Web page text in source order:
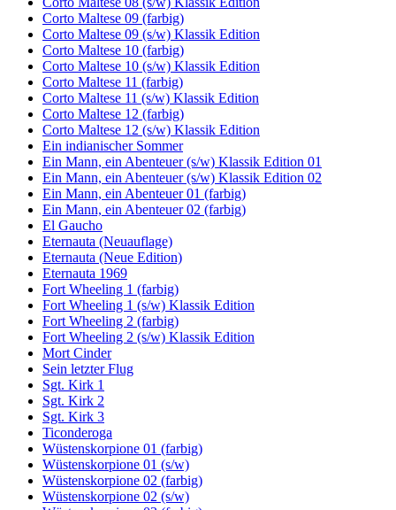
Corto Maltese 09 (farbig)
Corto Maltese 09 (s/w) Klassik Edition
Corto Maltese 10 (farbig)
Corto Maltese 10 (s/w) Klassik Edition
Corto Maltese 11 (farbig)
Corto Maltese 11 (s/w) Klassik Edition
Corto Maltese 12 (farbig)
Corto Maltese 12 (s/w) Klassik Edition
Ein indianischer Sommer
Ein Mann, ein Abenteuer (s/w) Klassik Edition 01
Ein Mann, ein Abenteuer (s/w) Klassik Edition 02
Ein Mann, ein Abenteuer 01 (farbig)
Ein Mann, ein Abenteuer 02 (farbig)
El Gaucho
Eternauta (Neuauflage)
Eternauta (Neue Edition)
Eternauta 1969
Fort Wheeling 1 (farbig)
Fort Wheeling 1 (s/w) Klassik Edition
Fort Wheeling 2 (farbig)
Fort Wheeling 2 (s/w) Klassik Edition
Mort Cinder
Sein letzter Flug
Sgt. Kirk 1
Sgt. Kirk 2
Sgt. Kirk 3
Ticonderoga
Wüstenskorpione 01 (farbig)
Wüstenskorpione 01 (s/w)
Wüstenskorpione 02 (farbig)
Wüstenskorpione 02 (s/w)